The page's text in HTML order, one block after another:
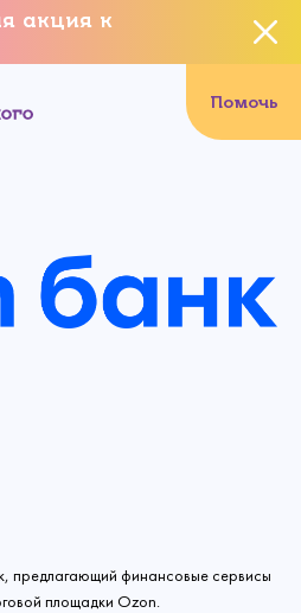
акция к
Помочь
предлагающий финансовые сервисы
площадки Ozon.
что хотите
событие?
Нет, не хочу